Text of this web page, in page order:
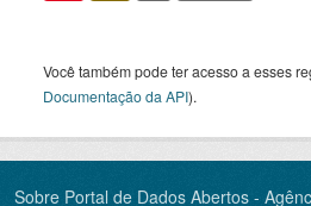
Você também pode ter acesso a esses
Documentação da API).
Sobre Portal de Dados Abertos -